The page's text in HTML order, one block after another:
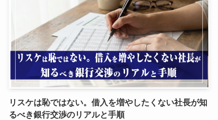
リスケは恥ではない。借入を増やしたくない社長が知
るべき銀行交渉のリアルと手順